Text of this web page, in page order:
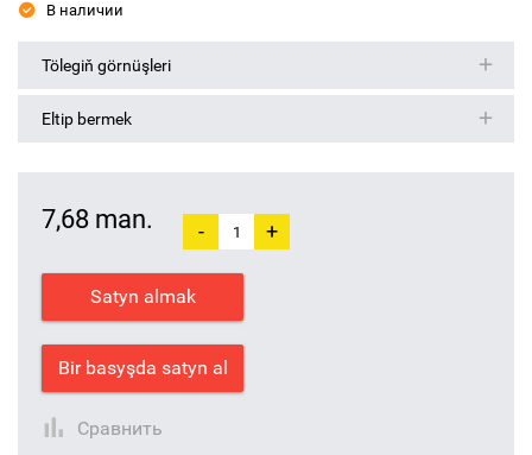
В наличии
Tölegiň görnüşleri
Eltip bermek
7,68 man. - +
Satyn almak
Bir basyşda satyn al
Сравнить